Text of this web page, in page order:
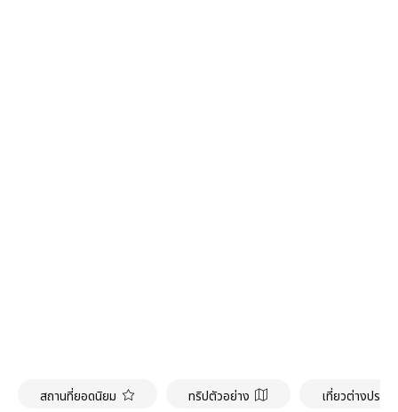
สถานที่ยอดนิยม ทริปตัวอย่าง เที่ยวต่างประเ